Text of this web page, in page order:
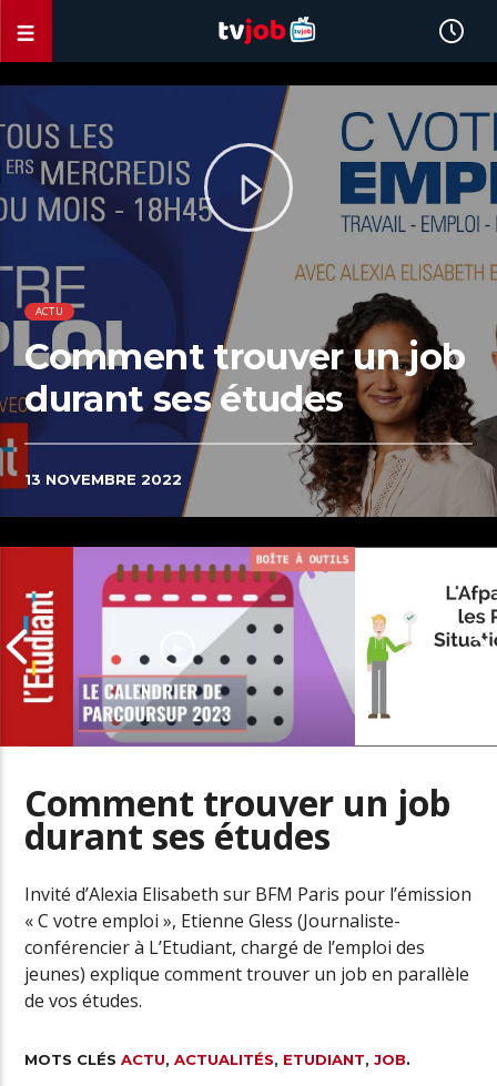
ACTU
Comment trouver un job
durant ses études
13 NOVEMBRE 2022
Comment trouver un job
durant ses études
Invité d’Alexia Elisabeth sur BFM Paris pour l’émission
« C votre emploi », Etienne Gless (Journaliste-
conférencier à L’Etudiant, chargé de l’emploi des
jeunes) explique comment trouver un job en parallèle
de vos études.
MOTS CLÉSACTU,ACTUALITÉS, ETUDIANT,JOB.